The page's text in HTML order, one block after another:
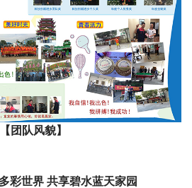
【团队风貌】
彩世界 共享碧水蓝天家园